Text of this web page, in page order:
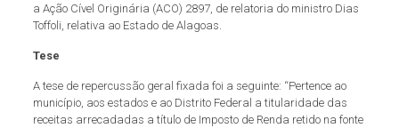
a Ação Cível Originária (ACO) 2897, de relatoria do ministro Dias
Toffoli, relativa ao Estado de Alagoas.
Tese
A tese de repercussão geral fixada foi a seguinte: “Pertence ao
município, aos estados e ao Distrito Federal a titularidade das
receitas arrecadadas a título de Imposto de Renda retido na fonte